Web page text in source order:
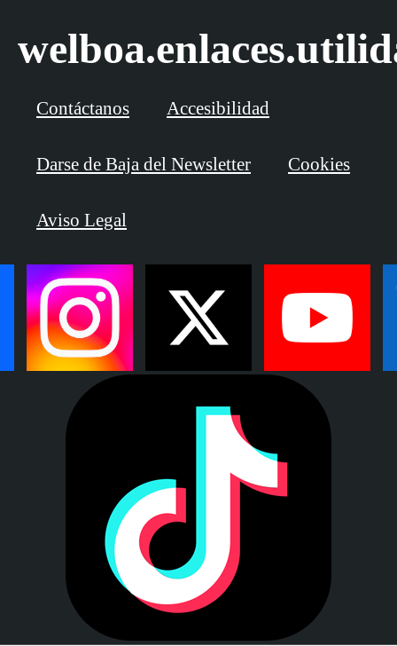
Contáctanos Accesibilidad
Darse de Baja del Newsletter Cookies
Aviso Legal